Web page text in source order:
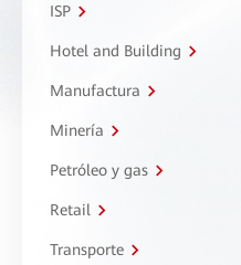
ISP
Hotel and Building
Manufactura
Minería
Petróleo y gas
Retail
Transporte